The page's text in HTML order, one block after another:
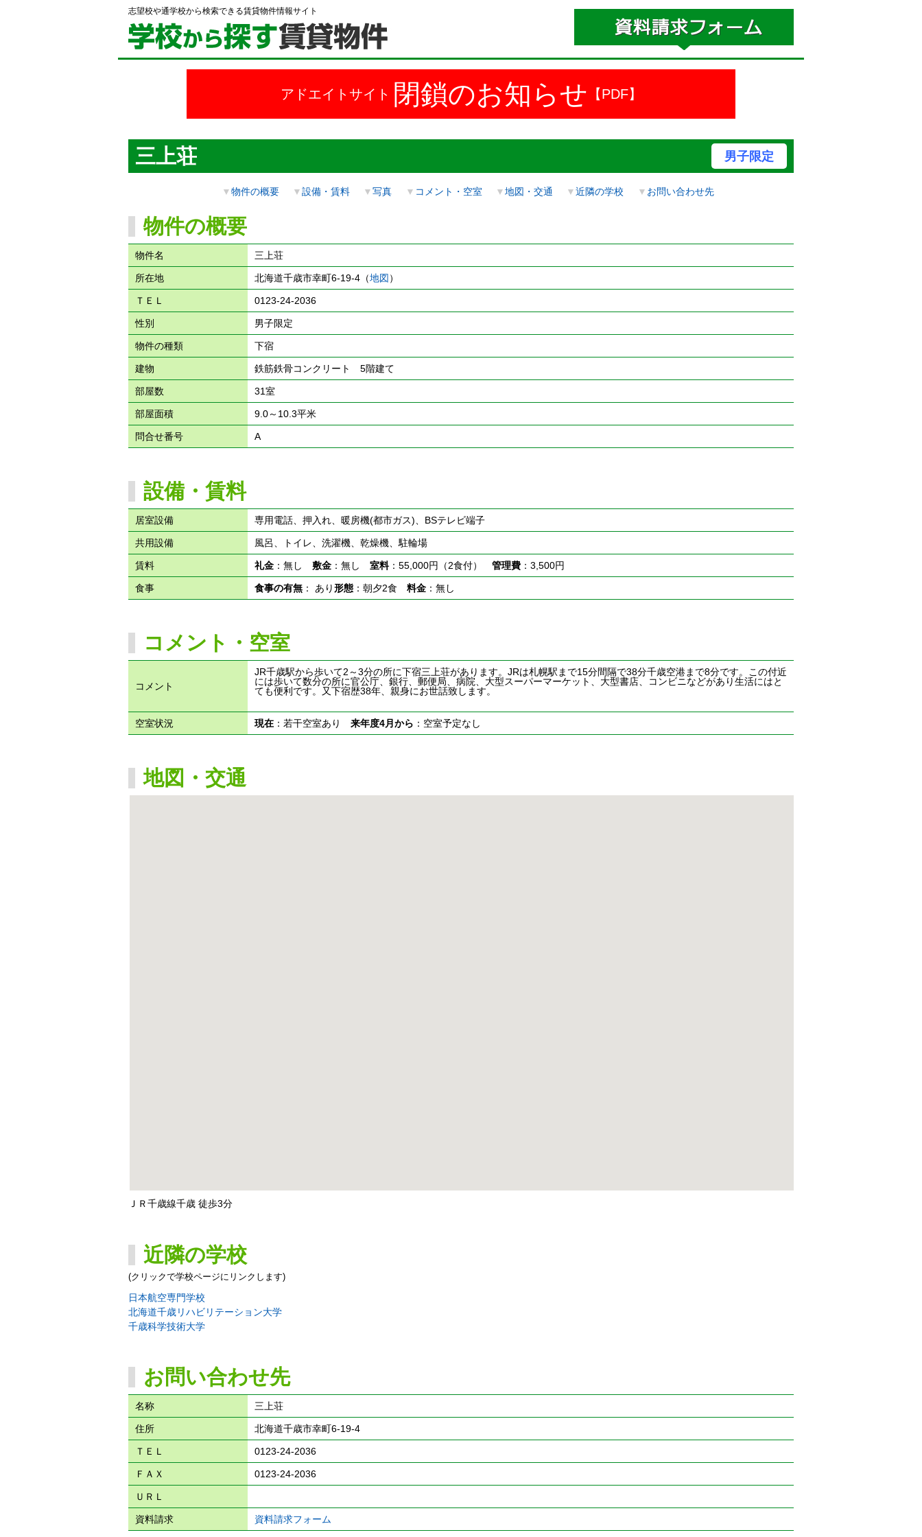
志望校や通学校から検索できる賃貸物件情報サイト
アドエイトサイト 閉鎖のお知らせ 【PDF】
三上荘 男子限定
▼物件の概要 ▼設備・賃料 ▼写真 ▼ コメント・空室 ▼地図・交通 ▼近隣の学校 ▼ お問い合わせ先
物件の概要
物件名 三上荘
所在地 北海道千歳市幸町6-19-4（地図）
ＴＥＬ 0123-24-2036
性別 男子限定
物件の種類 下宿
建物 鉄筋鉄骨コンクリート 5階建て
部屋数 31室
部屋面積 9.0～10.3平米
問合せ番号 A
設備・賃料
居室設備 専用電話、押入れ、暖房機(都市ガス)、BSテレビ端子
共用設備 風呂、トイレ、洗濯機、乾燥機、駐輪場
賃料 礼金：無し 敷金：無し 室料：55,000円（2食付） 管理費：3,500円
食事 食事の有無： あり形態：朝夕2食 料金：無し
コメント・空室
コメント
JR千歳駅から歩いて2～3分の所に下宿三上荘があります。JRは札幌駅まで15分間隔で38分千歳空港まで8分です。この付近
には歩いて数分の所に官公庁、銀行、郵便局、病院、大型スーパーマーケット、大型書店、コンビニなどがあり生活にはと
ても便利です。又下宿歴38年、親身にお世話致します。
空室状況 現在：若干空室あり 来年度4月から ：空室予定なし
地図・交通
ＪＲ千歳線千歳 徒歩3分
近隣の学校
(クリックで学校ページにリンクします)
日本航空専門学校
北海道千歳リハビリテーション大学
千歳科学技術大学
お問い合わせ先
名称 三上荘
住所 北海道千歳市幸町6-19-4
ＴＥＬ 0123-24-2036
ＦＡＸ 0123-24-2036
ＵＲＬ
資料請求 資料請求フォーム